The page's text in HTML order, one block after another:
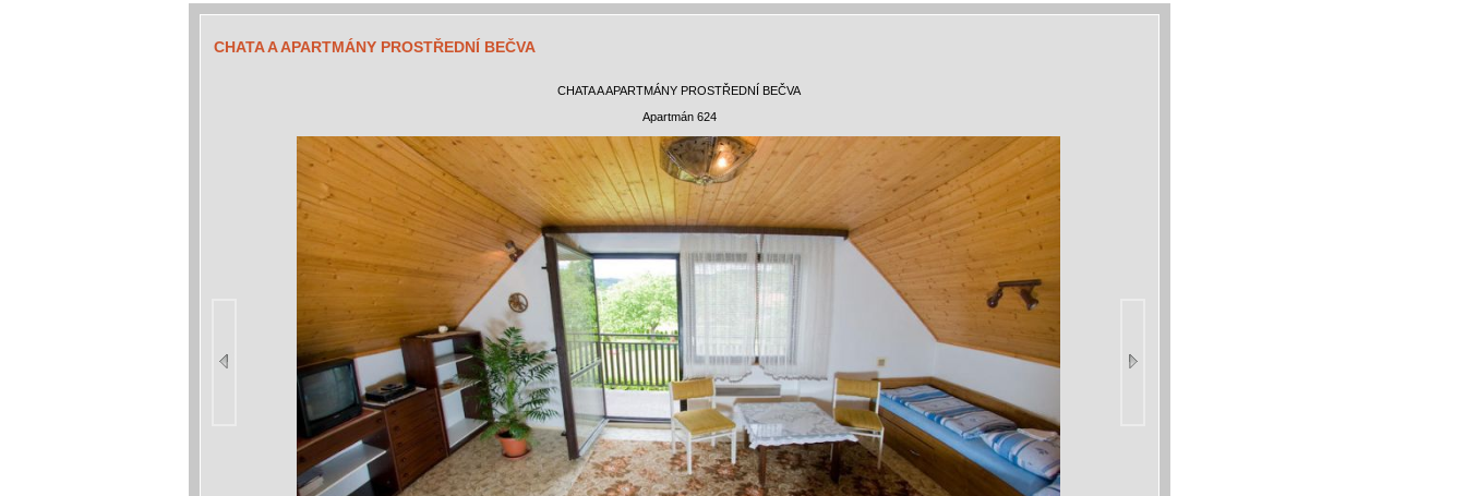
CHATA A APARTMÁNY PROSTŘEDNÍ BEČVA
CHATA A APARTMÁNY PROSTŘEDNÍ BEČVA
Apartmán 624